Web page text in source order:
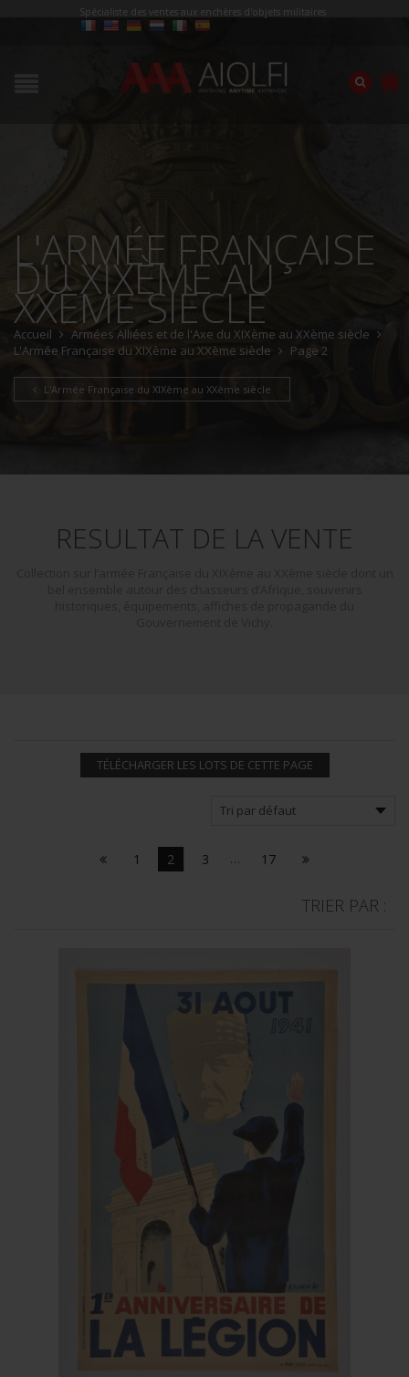
Spécialiste des ventes aux enchères d'objets militaires
L'ARMÉE FRANÇAISE
DU XIXÈME AU
XXÈME SIÈCLE
Accueil
Armées Alliées et de l'Axe du XIXème au XXème siècle
L'Armée Française du XIXème au XXème siècle
Page 2
L'Armée Française du XIXème au XXème siècle
RESULTAT DE LA VENTE
TÉLÉCHARGER LES LOTS DE CETTE PAGE
1 2 3 … 17
TRIER PAR :